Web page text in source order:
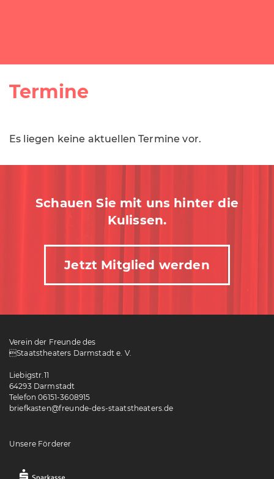
Termine
Es liegen keine aktuellen Termine vor.
Schauen Sie mit uns hinter die
Kulissen.
Jetzt Mitglied werden
Verein der Freunde des
Staatstheaters Darmstadt e. V.
Liebigstr.11
64293 Darmstadt
Telefon 06151-3608915
briefkasten@freunde-des-staatstheaters.de
Unsere Förderer